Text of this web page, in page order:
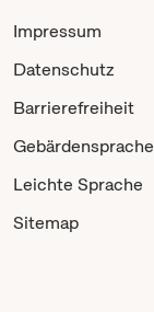
Impressum
Datenschutz
Barrierefreiheit
Gebärdensprache
Leichte Sprache
Sitemap